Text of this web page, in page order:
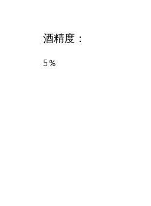
酒精度：
5％